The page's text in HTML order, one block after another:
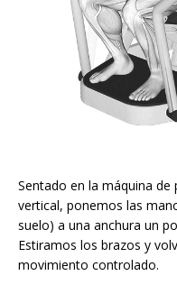
Sentado en la máquina
vertical, ponemos las
suelo) a una anchura un
Estiramos los brazos y
movimiento controlado.